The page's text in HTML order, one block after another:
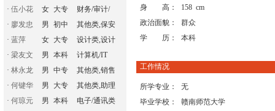
· 伍小花 女 大专
财务/审计/
· 廖发忠 男 初中
其他类,保安
· 蓝萍 女 大专
设计类,设计
· 梁友文 男 本科
计算机/IT
· 林永龙 男 中专
其他类,销售
· 何键华 男 大专
其他类,助理
· 何琼元 男 本科
电子/通讯类
身 高：
158 cm
政治面貌：
群众
学 历：
本科
工作情况
所学专业：
无
毕业学校：
赣南师范大学